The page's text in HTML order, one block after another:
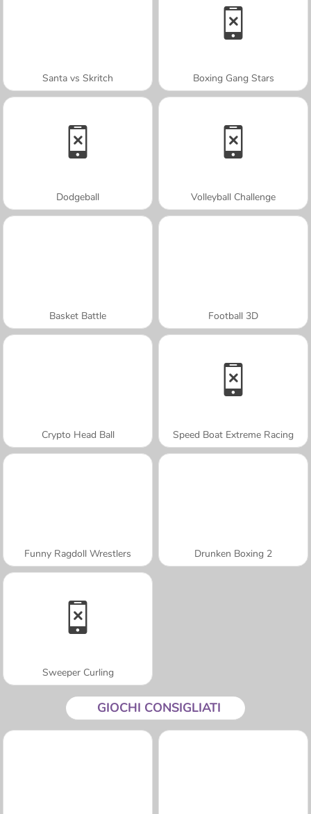
Santa vs Skritch Boxing Gang Stars
Dodgeball Volleyball Challenge
Basket Battle Football 3D
Crypto Head Ball Speed Boat Extreme Racing
Funny Ragdoll Wrestlers Drunken Boxing 2
Sweeper Curling
GIOCHI CONSIGLIATI